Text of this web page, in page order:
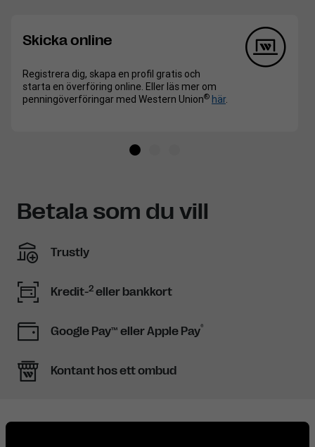
Skicka online
Registrera dig, skapa en profil gratis och
starta en överföring online. Eller läs mer om
penningöverföringar med Western Union® här.
Betala som du vill
Trustly
Kredit-2 eller bankkort
Google Pay™ eller Apple Pay®
Kontant hos ett ombud